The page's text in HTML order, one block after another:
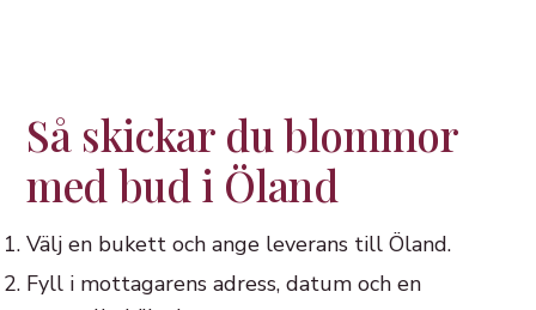
Så skickar du blommor
med bud i Öland
Välj en bukett och ange leverans till Öland.
Fyll i mottagarens adress, datum och en